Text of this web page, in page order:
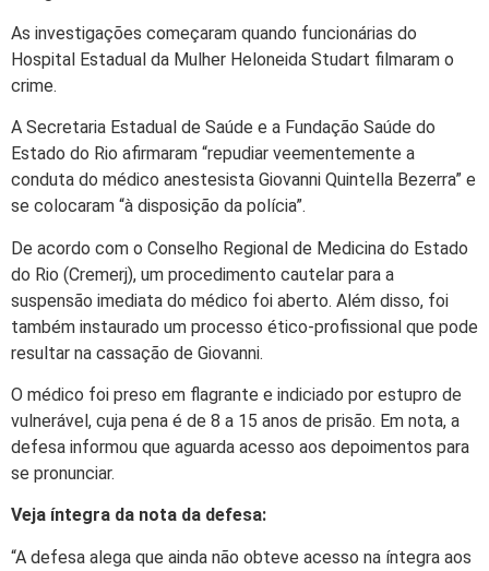
As investigações começaram quando funcionárias do
Hospital Estadual da Mulher Heloneida Studart filmaram o
crime.
A Secretaria Estadual de Saúde e a Fundação Saúde do
Estado do Rio afirmaram “repudiar veementemente a
conduta do médico anestesista Giovanni Quintella Bezerra” e
se colocaram “à disposição da polícia”.
De acordo com o Conselho Regional de Medicina do Estado
do Rio (Cremerj), um procedimento cautelar para a
suspensão imediata do médico foi aberto. Além disso, foi
também instaurado um processo ético-profissional que pode
resultar na cassação de Giovanni.
O médico foi preso em flagrante e indiciado por estupro de
vulnerável, cuja pena é de 8 a 15 anos de prisão. Em nota, a
defesa informou que aguarda acesso aos depoimentos para
se pronunciar.
Veja íntegra da nota da defesa:
“A defesa alega que ainda não obteve acesso na íntegra aos